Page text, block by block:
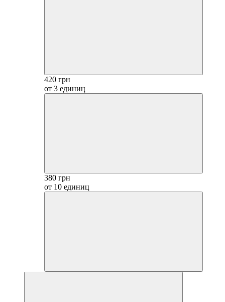
420 грн
от 3 единиц
380 грн
от 10 единиц